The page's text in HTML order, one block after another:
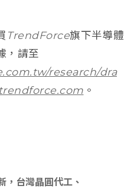
TrendForce旗下半導體
，請至
research/dra
。
台灣晶圓代工、